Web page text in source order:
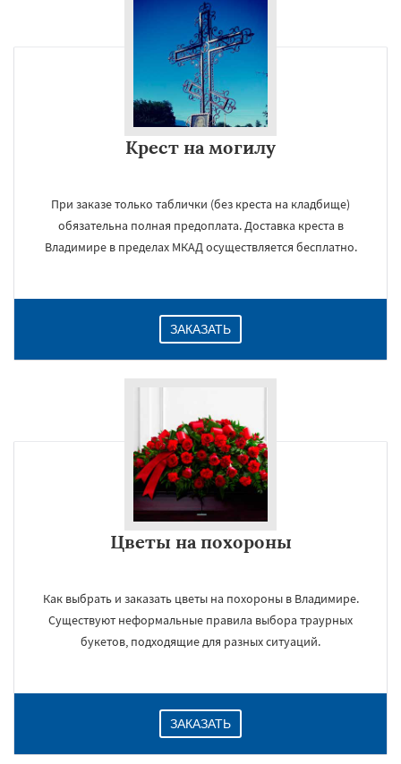
Крест на могилу
При заказе только таблички (без креста на кладбище)
обязательна полная предоплата. Доставка креста в
Владимире в пределах МКАД осуществляется бесплатно.
ЗАКАЗАТЬ
Цветы на похороны
Как выбрать и заказать цветы на похороны в Владимире.
Существуют неформальные правила выбора траурных
букетов, подходящие для разных ситуаций.
ЗАКАЗАТЬ